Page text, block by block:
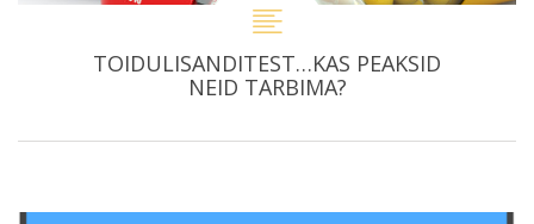
TOIDULISANDITEST…KAS PEAKSID
NEID TARBIMA?